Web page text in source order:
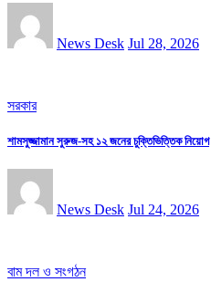
News Desk Jul 28, 2026
সরকার
শামসুজ্জামান সুরুজ-সহ ১২ জনের চুক্তিভিত্তিক নিয়োগ
News Desk Jul 24, 2026
বাম দল ও সংগঠন